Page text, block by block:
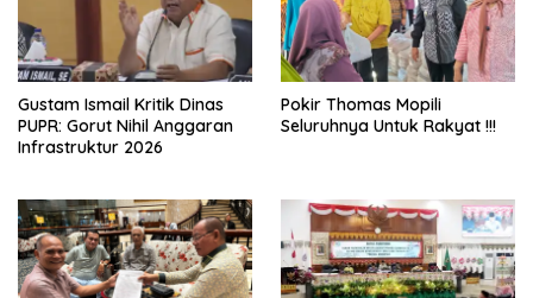
Gustam Ismail Kritik Dinas
PUPR: Gorut Nihil Anggaran
Infrastruktur 2026
Pokir Thomas Mopili
Seluruhnya Untuk Rakyat !!!